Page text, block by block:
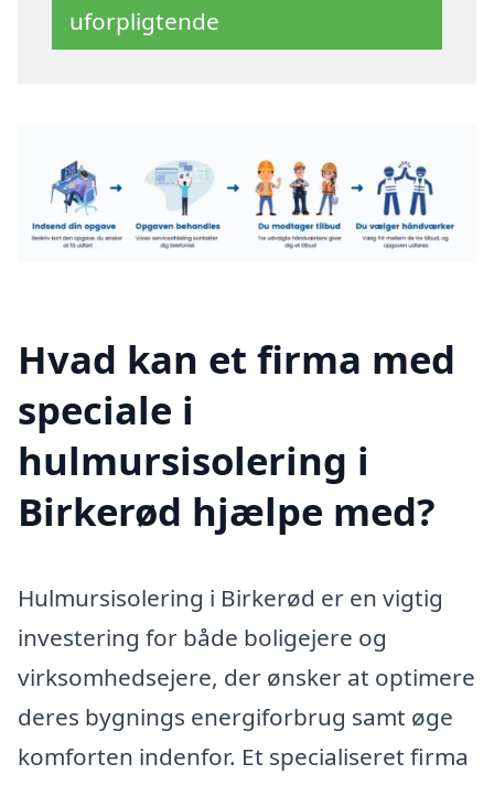
uforpligtende
Hvad kan et firma med
speciale i
hulmursisolering i
Birkerød hjælpe med?
Hulmursisolering i Birkerød er en vigtig
investering for både boligejere og
virksomhedsejere, der ønsker at optimere
deres bygnings energiforbrug samt øge
komforten indenfor. Et specialiseret firma